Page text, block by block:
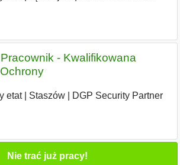
- Kwalifikowana
etat| Staszów|
DGP Security Partner
Nie trać już pracy!